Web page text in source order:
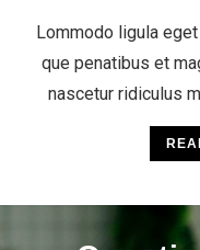
Lommodo ligula
que penatibus et
nascetur ridiculus